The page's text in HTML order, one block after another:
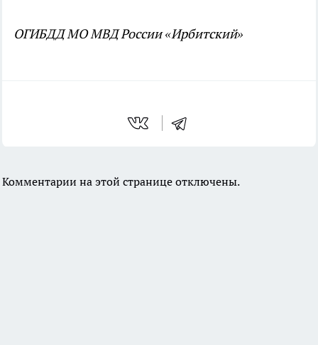
ОГИБДД МО МВД России «Ирбитский»
Комментарии на этой странице отключены.